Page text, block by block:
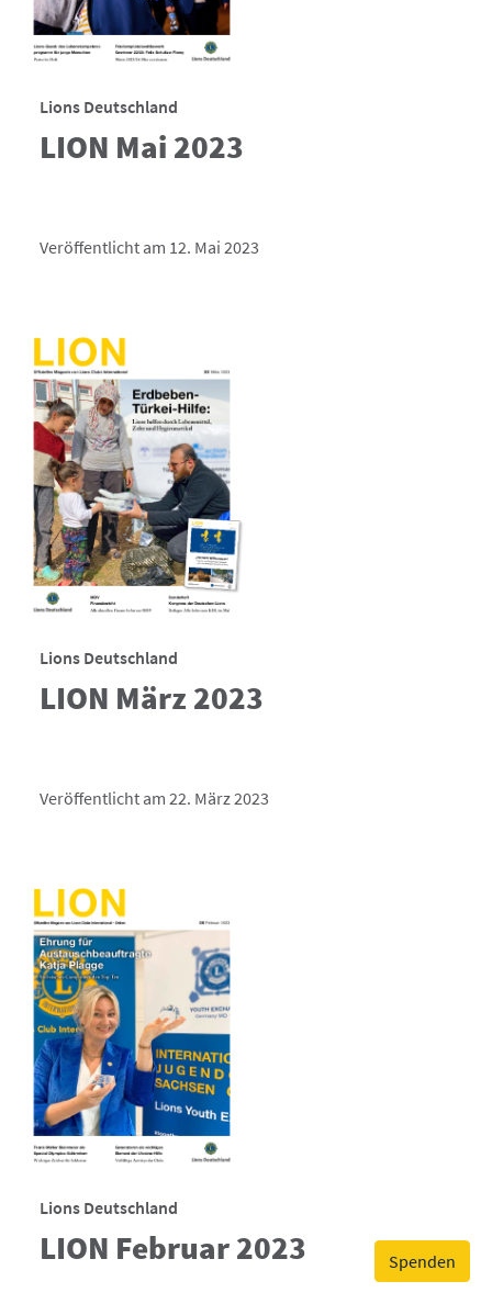
Spenden
Lions Deutschland
LION Mai 2023
Veröffentlicht am 12. Mai 2023
Lions Deutschland
LION März 2023
Veröffentlicht am 22. März 2023
Lions Deutschland
LION Februar 2023